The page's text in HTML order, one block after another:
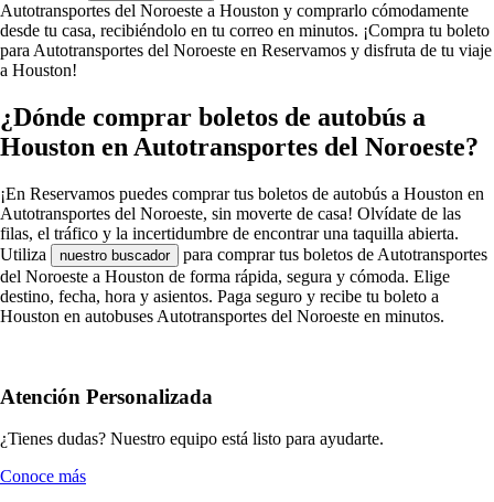
Autotransportes del Noroeste a Houston y comprarlo cómodamente
desde tu casa, recibiéndolo en tu correo en minutos. ¡Compra tu boleto
para Autotransportes del Noroeste en Reservamos y disfruta de tu viaje
a Houston!
¿Dónde comprar boletos de autobús a
Houston en Autotransportes del Noroeste?
¡En Reservamos puedes comprar tus boletos de autobús a Houston en
Autotransportes del Noroeste, sin moverte de casa! Olvídate de las
filas, el tráfico y la incertidumbre de encontrar una taquilla abierta.
Utiliza
nuestro buscador
para comprar tus boletos de Autotransportes
del Noroeste a Houston de forma rápida, segura y cómoda. Elige
destino, fecha, hora y asientos. Paga seguro y recibe tu boleto a
Houston en autobuses Autotransportes del Noroeste en minutos.
Atención Personalizada
¿Tienes dudas? Nuestro equipo está listo para ayudarte.
Conoce más